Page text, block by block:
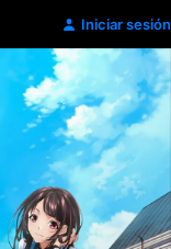
Iniciar sesión